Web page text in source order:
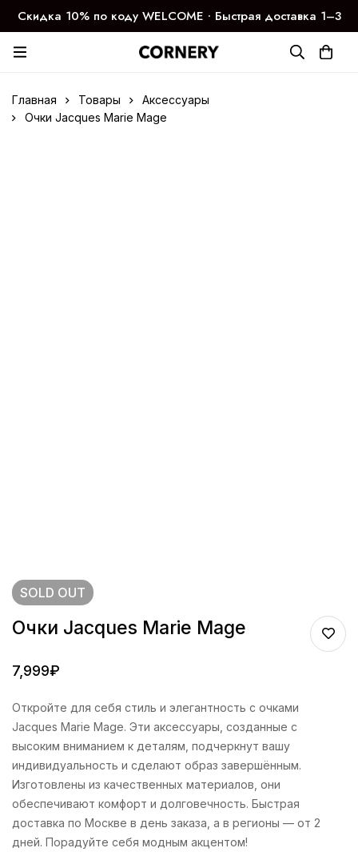
Скидка 10% по коду WELCOME ∙ Быстрая доставка 1–3
дня
Главная Товары
Аксессуары
Очки Jacques Marie Mage
SOLD OUT
Очки Jacques Marie Mage
7,999₽
Откройте для себя стиль и элегантность с очками
Jacques Marie Mage. Эти аксессуары, созданные с
высоким вниманием к деталям, подчеркнут вашу
индивидуальность и сделают образ завершённым.
Изготовлены из качественных материалов, они
обеспечивают комфорт и долговечность. Быстрая
доставка по Москве в день заказа, а в регионы — от 2
дней. Порадуйте себя модным акцентом!